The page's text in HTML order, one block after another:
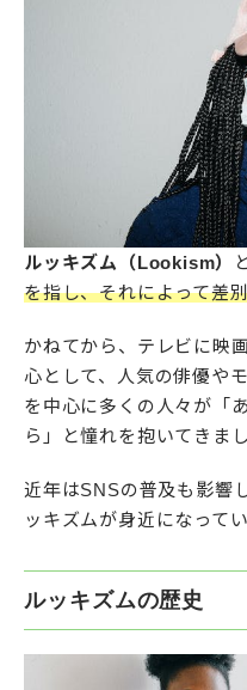
ルッキズム（Lookism）
を指し、それによって差
かねてから、テレビに映
心として、人気の俳優や
を中心に多くの人々が「
ら」と憧れを抱いてきまし
近年はSNSの普及も影響
ッキズムが身近になってい
ルッキズムの歴史